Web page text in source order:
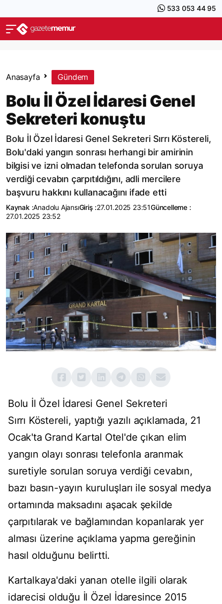
533 053 44 95
Anasayfa Gündem
Bolu İl Özel İdaresi Genel
Sekreteri konuştu
Bolu İl Özel İdaresi Genel Sekreteri Sırrı Köstereli,
Bolu'daki yangın sonrası herhangi bir amirinin
bilgisi ve izni olmadan telefonda sorulan soruya
verdiği cevabın çarpıtıldığını, adli mercilere
başvuru hakkını kullanacağını ifade etti
Kaynak :Anadolu AjansıGiriş :27.01.2025 23:51Güncelleme :
27.01.2025 23:52
Bolu İl Özel İdaresi Genel Sekreteri
Sırrı Köstereli, yaptığı yazılı açıklamada, 21
Ocak'ta Grand Kartal Otel'de çıkan elim
yangın olayı sonrası telefonla aranmak
suretiyle sorulan soruya verdiği cevabın,
bazı basın-yayın kuruluşları ile sosyal medya
ortamında maksadını aşacak şekilde
çarpıtılarak ve bağlamından koparılarak yer
alması üzerine açıklama yapma gereğinin
hasıl olduğunu belirtti.
Kartalkaya'daki yanan otelle ilgili olarak
idarecisi olduğu İl Özel İdaresince 2015